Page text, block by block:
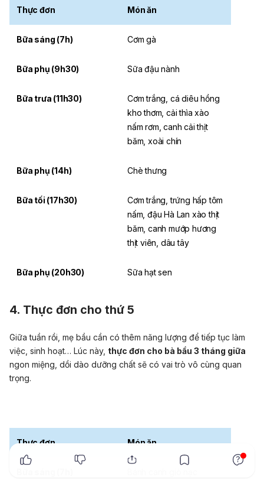
Thực đơn Món ăn
Bữa sáng (7h) Cơm gà
Bữa phụ (9h30) Sữa đậu nành
Bữa trưa (11h30)
Cơm trắng, cá diêu hồng
kho thơm, cải thìa xào
nấm rơm, canh cải thịt
băm, xoài chín
Bữa phụ (14h) Chè thưng
Bữa tối (17h30)
Cơm trắng, trứng hấp tôm
nấm, đậu Hà Lan xào thịt
băm, canh mướp hương
thịt viên, dâu tây
Bữa phụ (20h30) Sữahạt sen
4. Thực đơn cho thứ 5
Giữa tuần rồi, mẹ bầu cần có thêm năng lượng để tiếp tục làm
việc, sinh hoạt… Lúc này, thực đơn cho bà bầu 3 tháng giữa
ngon miệng, dồi dào dưỡng chất sẽ có vai trò vô cùng quan
trọng.
Thực đơn Món ăn